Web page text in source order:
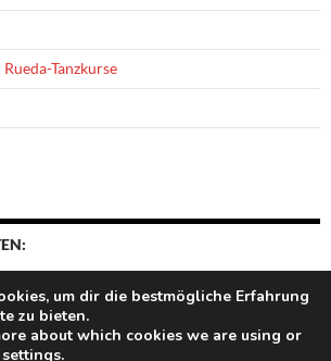
Tanzkurse
um dir die bestmögliche Erfahrung
zu bieten.
about which cookies we are using or
settings.